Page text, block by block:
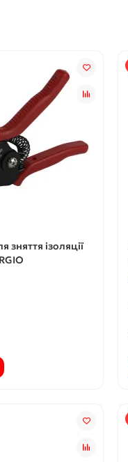
зняття ізоляції